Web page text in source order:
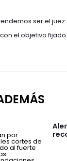
ser el
el objetivo